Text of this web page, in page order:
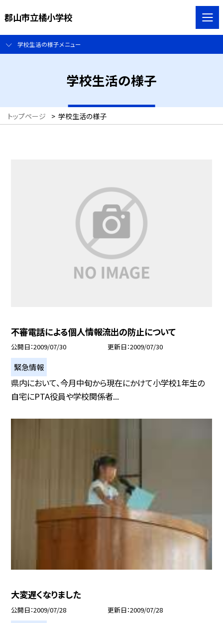
郡山市立橘小学校
学校生活の様子メニュー
学校生活の様子
トップページ > 学校生活の様子
不審電話による個人情報流出の防止について
公開日 2009/07/30 更新日 2009/07/30
緊急情報
県内において、今月中旬から現在にかけて小学校1年生の
自宅にPTA役員や学校関係者...
大変遅くなりました
公開日 2009/07/28 更新日 2009/07/28